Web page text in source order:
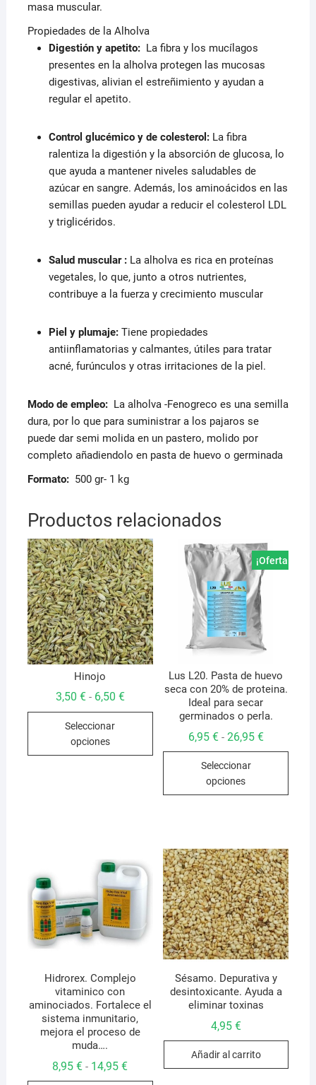
masa muscular.
Propiedades de la Alholva
Digestión y apetito: La fibra y los mucílagos
presentes en la alholva protegen las mucosas
digestivas, alivian el estreñimiento y ayudan a
regular el apetito.
Control glucémico y de colesterol: La fibra
ralentiza la digestión y la absorción de glucosa, lo
que ayuda a mantener niveles saludables de
azúcar en sangre. Además, los aminoácidos en las
semillas pueden ayudar a reducir el colesterol LDL
y triglicéridos.
Salud muscular : La alholva es rica en proteínas
vegetales, lo que, junto a otros nutrientes,
contribuye a la fuerza y crecimiento muscular
Piel y plumaje: Tiene propiedades
antiinflamatorias y calmantes, útiles para tratar
acné, furúnculos y otras irritaciones de la piel.
Modo de empleo:La alholva -Fenogreco es una semilla
dura, por lo que para suministrar a los pajaros se
puede dar semi molida en un pastero, molido por
completo añadiendolo en pasta de huevo o germinada
Formato:500 gr- 1 kg
Productos relacionados
Hinojo
3,50 € - 6,50 €Rango
6,50 €
Seleccionar
opciones
Este
producto
tiene
pueden
elegir
en
página
de
producto
¡Oferta!
Lus L20. Pasta de huevo
seca con 20% de proteina.
Ideal para secar
germinados o perla.
6,95 € - 26,95 €Rango
26,95 €
Seleccionar
opciones
se
elegir
en
la
Hidrorex. Complejo
vitaminico con
aminociados. Fortalece el
sistema inmunitario,
mejora el proceso de
muda….
8,95€ - 14,95€Rango
Sésamo. Depurativa y
desintoxicante. Ayuda a
eliminar toxinas
4,95 €
Añadir al carrito